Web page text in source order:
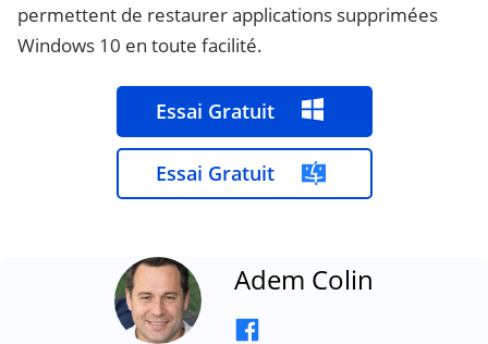
permettent de restaurer applications supprimées
Windows 10 en toute facilité.
Essai Gratuit
Essai Gratuit
Adem Colin